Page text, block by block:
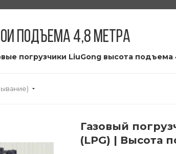
подъема 4,8 метра
погрузчики LiuGong высота подъема
Газовый
(LPG) | Высота